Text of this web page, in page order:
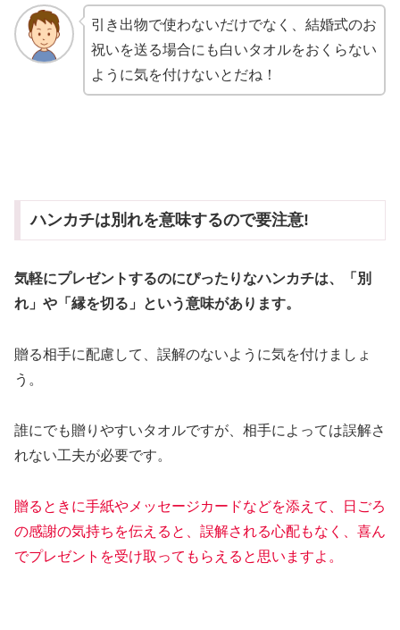
引き出物で使わないだけでなく、結婚式のお
祝いを送る場合にも白いタオルをおくらない
ように気を付けないとだね！
ハンカチは別れを意味するので要注意!
気軽にプレゼントするのにぴったりなハンカチは、「別
れ」や「縁を切る」という意味があります。
贈る相手に配慮して、誤解のないように気を付けましょ
う。
誰にでも贈りやすいタオルですが、相手によっては誤解さ
れない工夫が必要です。
贈るときに手紙やメッセージカードなどを添えて、日ごろ
の感謝の気持ちを伝えると、誤解される心配もなく、喜ん
でプレゼントを受け取ってもらえると思いますよ。